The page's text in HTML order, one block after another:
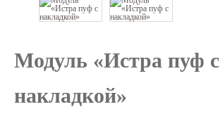
Модуль «Истра пуф с
накладкой»